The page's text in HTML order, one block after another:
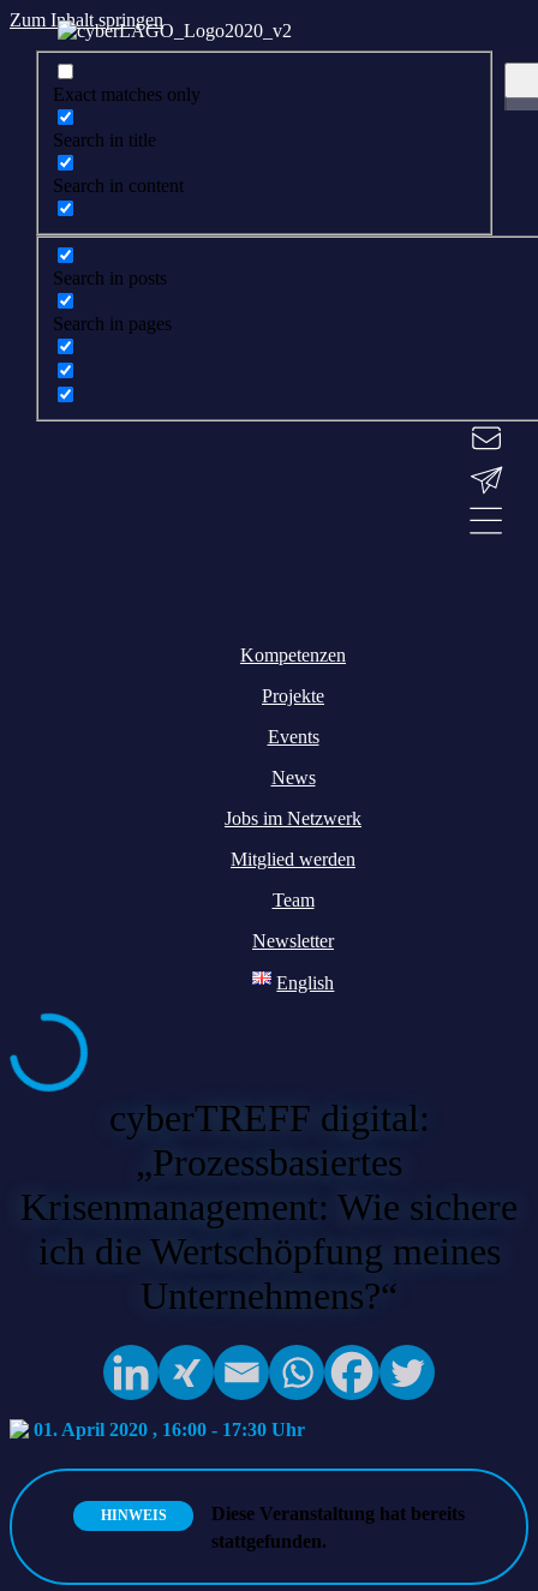
Zum Inhalt springen
Exact matches only
Search in title
Search in content
Search in posts
Search in pages
Kompetenzen
Projekte
Events
News
Jobs im Netzwerk
Mitglied werden
Team
Newsletter
English
cyberTREFF digital:
„Prozessbasiertes
Krisenmanagement: Wie sichere
ich die Wertschöpfung meines
Unternehmens?“
01. April 2020 , 16:00 - 17:30
HINWEIS
Diese Veranstaltung hat bereits
stattgefunden.